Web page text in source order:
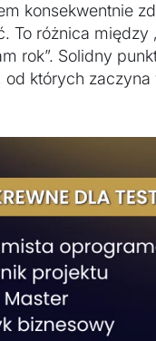
konsekwentnie
To różnica
rok”. Solidny
od których